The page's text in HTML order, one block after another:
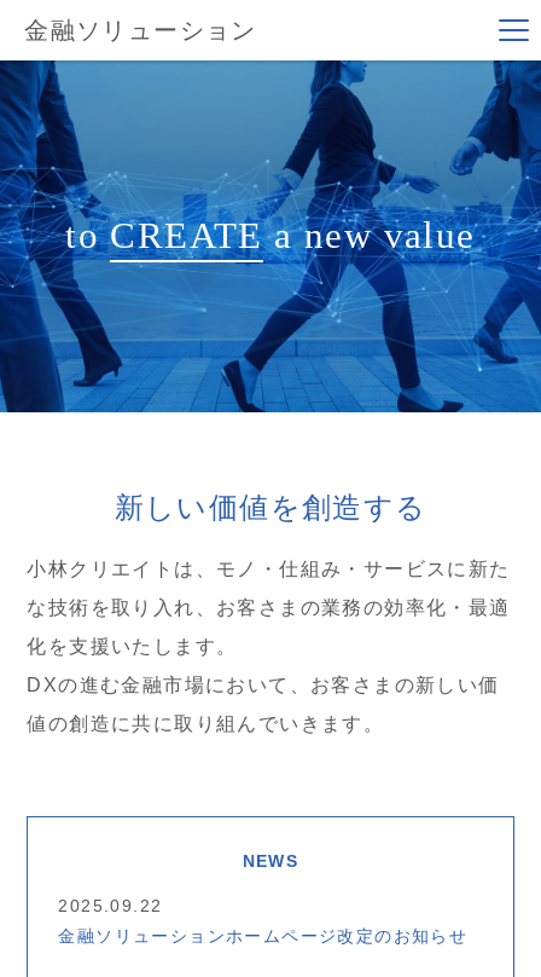
金融ソリューション
toCREATEa new value
新しい価値を創造する
小林クリエイトは、モノ・仕組み・サービスに新た
な技術を取り入れ、 お客さまの業務の効率化・最適
化を支援いたします。
DXの進む金融市場において、 お客さまの新しい価
値の創造に共に取り組んでいきます。
NEWS
2025.09.22
金融ソリューションホームページ改定のお知らせ